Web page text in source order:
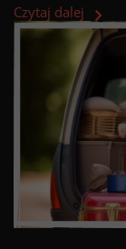
Czytaj dalej